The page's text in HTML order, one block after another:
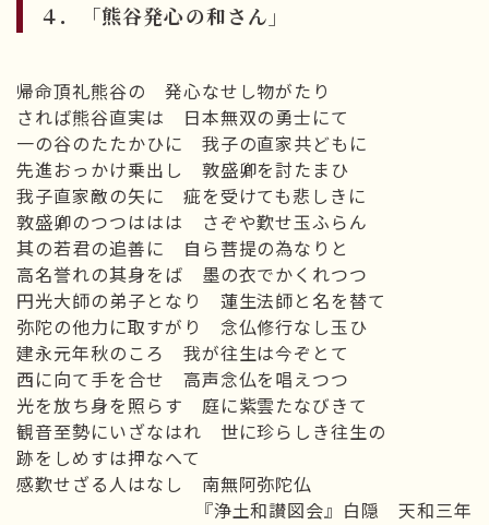
４．「熊谷発心の和さん」
帰命頂礼熊谷の 発心なせし物がたり
されば熊谷直実は 日本無双の勇士にて
一の谷のたたかひに 我子の直家共どもに
先進おっかけ乗出し 敦盛卿を討たまひ
我子直家敵の矢に 疵を受けても悲しきに
敦盛卿のつつははは さぞや歎せ玉ふらん
其の若君の追善に 自ら菩提の為なりと
高名誉れの其身をば 墨の衣でかくれつつ
円光大師の弟子となり 蓮生法師と名を替て
弥陀の他力に取すがり 念仏修行なし玉ひ
建永元年秋のころ 我が往生は今ぞとて
西に向て手を合せ 高声念仏を唱えつつ
光を放ち身を照らす 庭に紫雲たなびきて
観音至勢にいざなはれ 世に珍らしき往生の
跡をしめすは押なへて
感歎せざる人はなし 南無阿弥陀仏
『浄土和讃図会』白隠 天和三年